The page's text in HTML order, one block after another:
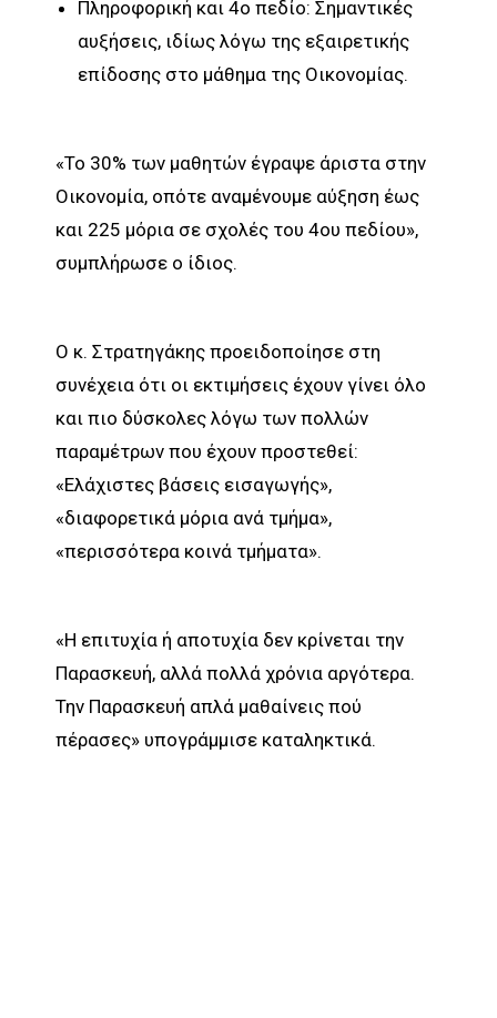
Πληροφορική και 4ο πεδίο: Σημαντικές
αυξήσεις, ιδίως λόγω της εξαιρετικής
επίδοσης στο μάθημα της Οικονομίας.
«Το 30% των μαθητών έγραψε άριστα στην
Οικονομία, οπότε αναμένουμε αύξηση έως
και 225 μόρια σε σχολές του 4ου πεδίου»,
συμπλήρωσε ο ίδιος.
Ο κ. Στρατηγάκης προειδοποίησε στη
συνέχεια ότι οι εκτιμήσεις έχουν γίνει όλο
και πιο δύσκολες λόγω των πολλών
παραμέτρων που έχουν προστεθεί:
«Ελάχιστες βάσεις εισαγωγής»,
«διαφορετικά μόρια ανά τμήμα»,
«περισσότερα κοινά τμήματα».
«Η επιτυχία ή αποτυχία δεν κρίνεται την
Παρασκευή, αλλά πολλά χρόνια αργότερα.
Την Παρασκευή απλά μαθαίνεις πού
πέρασες» υπογράμμισε καταληκτικά.